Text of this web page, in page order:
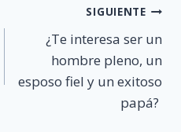
SIGUIENTE
¿Te interesa ser un
hombre pleno, un
esposo fiel y un exitoso
papá?